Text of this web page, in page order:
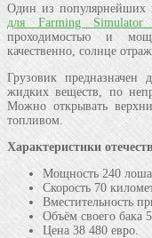
Один из популярнейших
для Farming Simulator
проходимостью и
качественно, солнце
Грузовик предназначен
жидких веществ, по
Можно открывать
топливом.
Характеристики
Мощность 240
Скорость 70
Вместительность
Объём своего бака
Цена 38 480 евро.